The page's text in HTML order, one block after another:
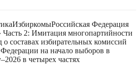
ИзбиркомыРоссийская Федерация
Часть 2: Имитация многопартийности
составах избирательных комиссий
на начало выборов в
в четырех частях